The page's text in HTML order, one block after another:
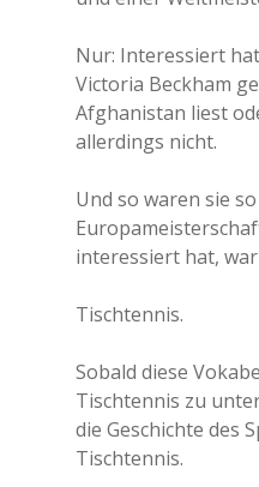
Nur: Interessiert
Victoria Beckham
Afghanistan liest
allerdings nicht.
Und so waren sie
interessiert hat,
Tischtennis.
Sobald diese
Tischtennis zu
die Geschichte des
Tischtennis.